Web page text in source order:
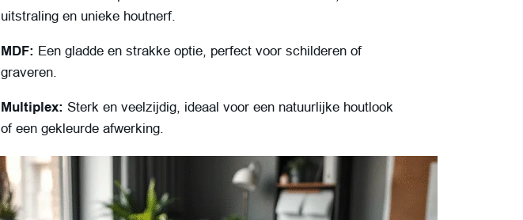
uitstraling en unieke houtnerf.
MDF: Een gladde en strakke optie, perfect voor schilderen of
graveren.
Multiplex: Sterk en veelzijdig, ideaal voor een natuurlijke houtlook
of een gekleurde afwerking.